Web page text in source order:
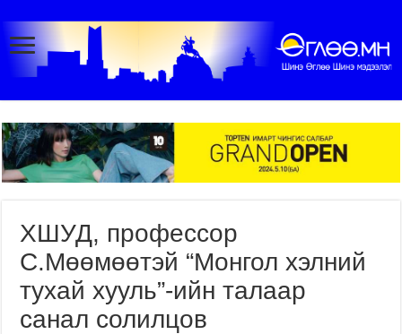
ХШУД, профессор
С.Мөөмөөтэй “Монгол хэлний
тухай хууль”-ийн талаар
санал солилцов